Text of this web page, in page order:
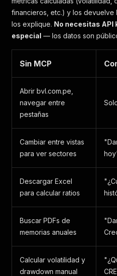
financieros, etc.) y los devuelve
los explique. No necesitas API
especial — los datos son
Sin MCP
Abrir bvl.com.pe,
navegar entre
pestañas
Cambiar entre vistas
para ver sectores
Descargar Excel
para calcular ratios
Buscar PDFs de
memorias anuales
Calcular volatilidad y
drawdown manual